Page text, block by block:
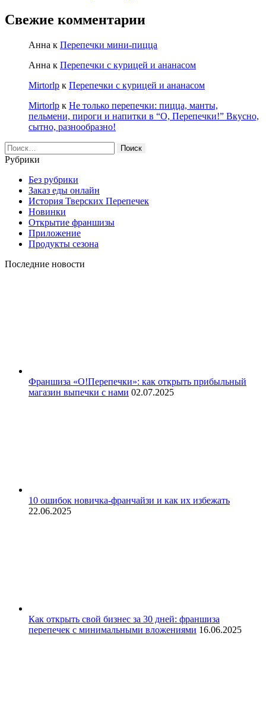
Свежие комментарии
Анна к Перепечки мини-пицца
Анна к Перепечки с курицей и ананасом
Mirtorlp к Перепечки с курицей и ананасом
Mirtorlp к Не только перепечки: пицца, манты,
пельмени, пироги и напитки в “О, Перепечки!” Вкусно,
сытно, разнообразно!
Найти:
Рубрики
Без рубрики
Заказ еды онлайн
История Тверских Перепечек
Новинки
Открытие франшизы
Приложение
Продукты сезона
Последние новости
Франшиза «О!Перепечки»: как открыть прибыльный
магазин выпечки с нами 02.07.2025
10 ошибок новичка-франчайзи и как их избежать
22.06.2025
Как открыть свой бизнес за 30 дней: франшиза
перепечек с минимальными вложениями 16.06.2025